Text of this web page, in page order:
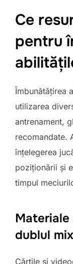
Ce
pentru
Îmbunătățirea
utilizarea
antrenament,
recomandate.
înțelegerea
poziționării și
timpul
dublul
Cărțile și